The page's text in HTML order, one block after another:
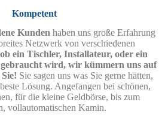
Kompetent
Kunden haben uns große Erfahrung
Netzwerk von verschiedenen
ein Tischler, Installateur, oder ein
wird, wir kümmern uns auf
Sie sagen uns was Sie gerne hätten,
Lösung. Angefangen bei schönen,
für die kleine Geldbörse, bis zum
vollautomatischen Kamin.